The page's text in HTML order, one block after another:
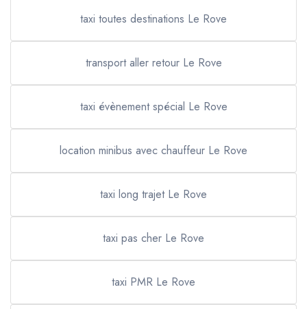
taxi toutes destinations Le Rove
transport aller retour Le Rove
taxi évènement spécial Le Rove
location minibus avec chauffeur Le Rove
taxi long trajet Le Rove
taxi pas cher Le Rove
taxi PMR Le Rove